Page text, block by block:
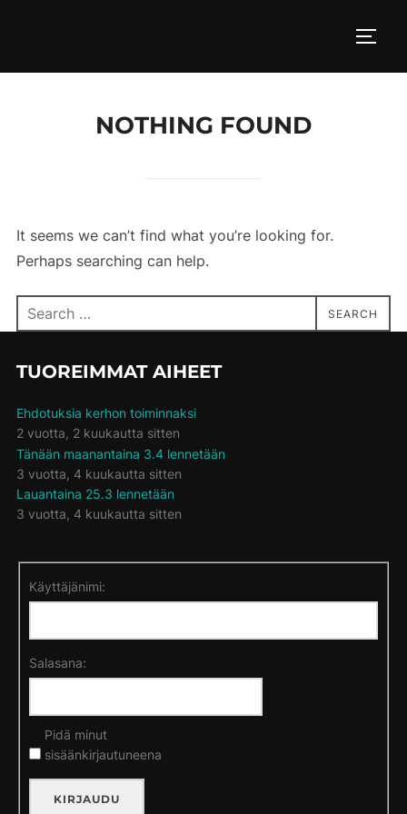
NOTHING FOUND
It seems we can’t find what you’re looking for.
Perhaps searching can help.
Search
for:
SEARCH
TUOREIMMAT AIHEET
Ehdotuksia kerhon toiminnaksi
2 vuotta, 2 kuukautta sitten
Tänään maanantaina 3.4 lennetään
3 vuotta, 4 kuukautta sitten
Lauantaina 25.3 lennetään
3 vuotta, 4 kuukautta sitten
Käyttäjänimi:
Salasana:
Pidä minut
sisäänkirjautuneena
KIRJAUDU